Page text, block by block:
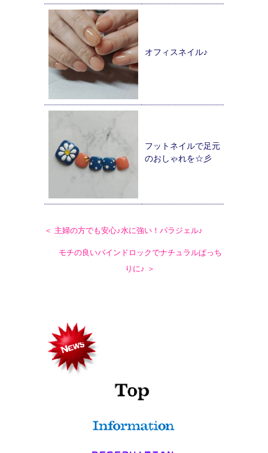
オフィスネイル♪
フットネイルで足元
のおしゃれを☆彡
＜ 主婦の方でも安心♪水に強い！パラジェル♪
モチの良いバインドロックでナチュラルぱっち
りに♪ ＞